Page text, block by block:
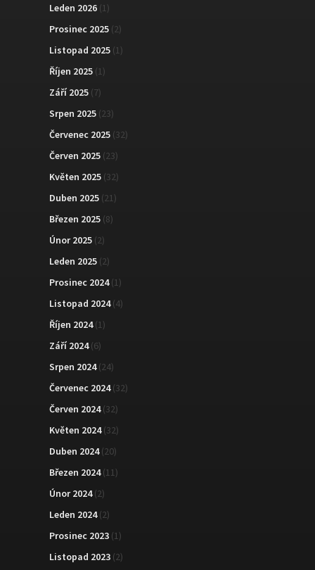
Leden 2026 (1)
Prosinec 2025 (2)
Listopad 2025 (1)
Říjen 2025 (1)
Září 2025 (7)
Srpen 2025 (23)
Červenec 2025 (32)
Červen 2025 (23)
Květen 2025 (32)
Duben 2025 (21)
Březen 2025 (8)
Únor 2025 (2)
Leden 2025 (2)
Prosinec 2024(1)
Listopad 2024(4)
Říjen 2024(1)
Září 2024(6)
Srpen 2024(24)
Červenec 2024(32)
Červen 2024(32)
Květen 2024(32)
Duben 2024(20)
Březen 2024(11)
Únor 2024(2)
Leden 2024(2)
Prosinec 2023 (1)
Listopad 2023 (2)